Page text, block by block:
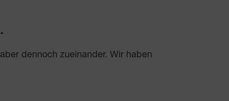
dennoch zueinander. Wir haben